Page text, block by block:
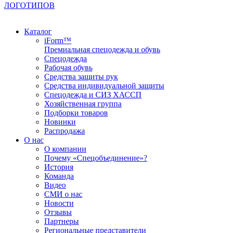
ЛОГОТИПОВ
Каталог
iForm™
Премиальная спецодежда и обувь
Спецодежда
Рабочая обувь
Средства защиты рук
Средства индивидуальной защиты
Спецодежда и СИЗ ХАССП
Хозяйственная группа
Подборки товаров
Новинки
Распродажа
О нас
О компании
Почему «Спецобъединение»?
История
Команда
Видео
СМИ о нас
Новости
Отзывы
Партнеры
Региональные представители